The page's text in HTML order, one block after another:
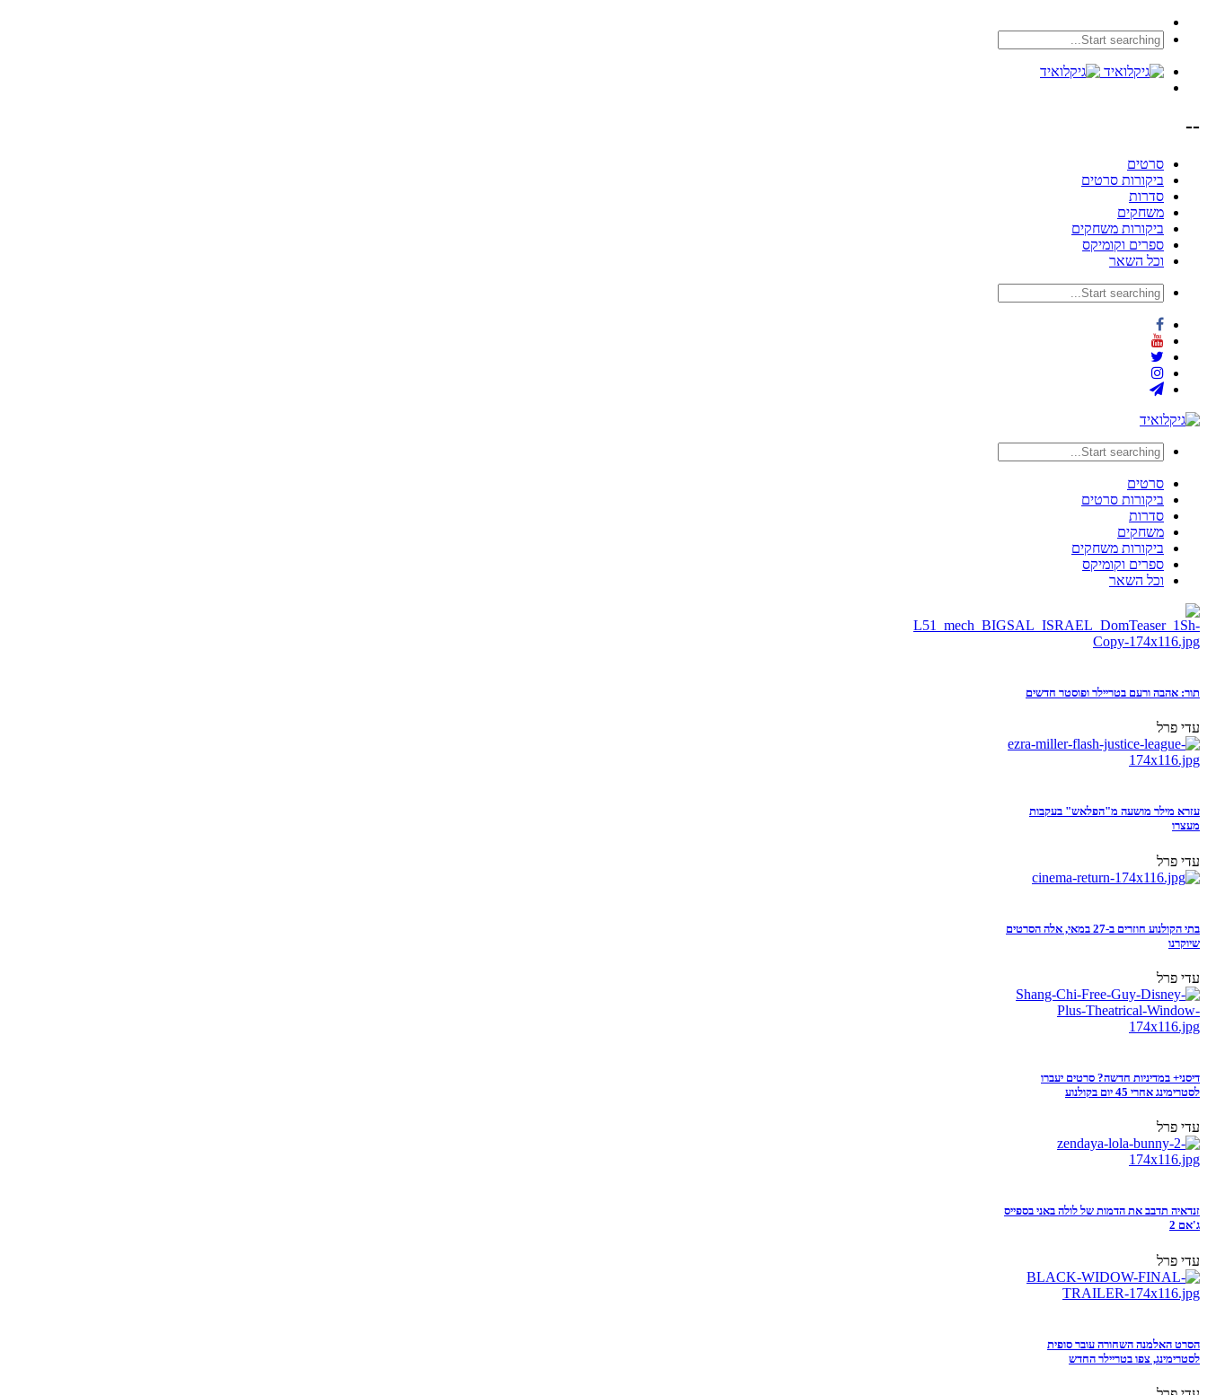
--
סרטים
ביקורות סרטים
סדרות
משחקים
ביקורות משחקים
ספרים וקומיקס
וכל השאר
סרטים
ביקורות סרטים
סדרות
משחקים
ביקורות משחקים
ספרים וקומיקס
וכל השאר
תור: אהבה ורעם בטריילר ופוסטר חדשים
עדי פרל
עזרא מילר מושעה מ"הפלאש" בעקבות
מעצרו
עדי פרל
בתי הקולנוע חוזרים ב-27 במאי, אלה הסרטים
שיוקרנו
עדי פרל
דיסני+ במדיניות חדשה? סרטים יעברו
לסטרימינג אחרי 45 יום בקולנוע
עדי פרל
זנדאיה תדבב את הדמות של לולה באני בספייס
ג'אם 2
עדי פרל
הסרט האלמנה השחורה עובר סופית
לסטרימינג, צפו בטריילר החדש